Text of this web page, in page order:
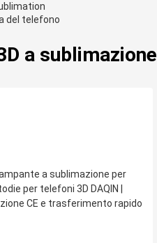
del telefono
a sublimazione